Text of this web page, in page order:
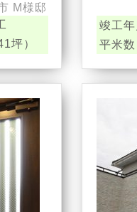
M様邸
坪）
竣工
平米数